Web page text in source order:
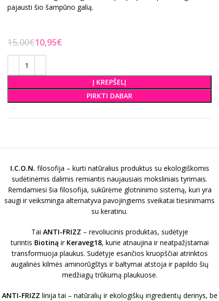
pajausti šio šampūno galią.
15,00€10,95€
Į KREPŠELĮ
PIRKTI DABAR
I.C.O.N. filosofija – kurti natūralius produktus su ekologiškomis
sudėtinėmis dalimis remiantis naujausiais moksliniais tyrimais.
Remdamiesi šia filosofija, sukūrėme glotninimo sistemą, kuri yra
saugi ir veiksminga alternatyva pavojingiems sveikatai tiesinimams
su keratinu.
Tai ANTI-FRIZZ – revoliucinis produktas, sudėtyje
turintis Biotiną ir Keraveg18, kurie atnaujina ir neatpažįstamai
transformuoja plaukus. Sudėtyje esančios kruopščiai atrinktos
augalinės kilmės aminorūgštys ir baltymai atstoja ir papildo šių
medžiagų trūkumą plaukuose.
ANTI-FRIZZ linija tai – natūralių ir ekologiškų ingredientų derinys, be